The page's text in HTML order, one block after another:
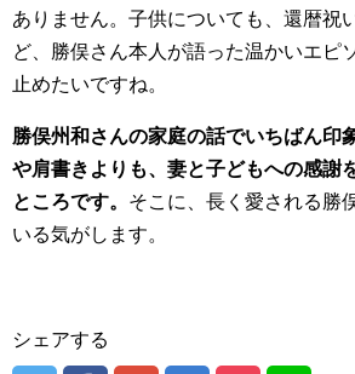
ありません。子供についても、還暦祝
ど、勝俣さん本人が語った温かいエピ
止めたいですね。
勝俣州和さんの家庭の話でいちばん印
や肩書きよりも、妻と子どもへの感謝
ところです。 そこに、長く愛される勝
いる気がします。
シェアする